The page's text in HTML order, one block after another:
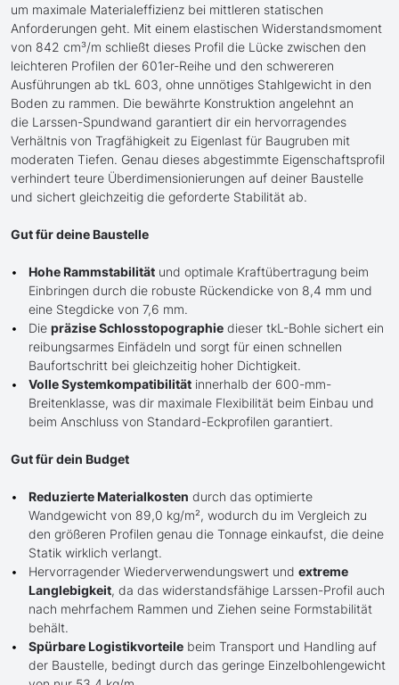
um maximale Materialeffizienz bei mittleren statischen
Anforderungen geht. Mit einem elastischen Widerstandsmoment
von 842 cm³/m schließt dieses Profil die Lücke zwischen den
leichteren Profilen der 601er-Reihe und den schwereren
Ausführungen ab tkL 603, ohne unnötiges Stahlgewicht in den
Boden zu rammen. Die bewährte Konstruktion angelehnt an
die Larssen-Spundwand garantiert dir ein hervorragendes
Verhältnis von Tragfähigkeit zu Eigenlast für Baugruben mit
moderaten Tiefen. Genau dieses abgestimmte Eigenschaftsprofil
verhindert teure Überdimensionierungen auf deiner Baustelle
und sichert gleichzeitig die geforderte Stabilität ab.
Gut für deine Baustelle
Hohe Rammstabilität und optimale Kraftübertragung beim
Einbringen durch die robuste Rückendicke von 8,4 mm und
eine Stegdicke von 7,6 mm.
Die präzise Schlosstopographie dieser tkL-Bohle sichert ein
reibungsarmes Einfädeln und sorgt für einen schnellen
Baufortschritt bei gleichzeitig hoher Dichtigkeit.
Volle Systemkompatibilität innerhalb der 600-mm-
Breitenklasse, was dir maximale Flexibilität beim Einbau und
beim Anschluss von Standard-Eckprofilen garantiert.
Gut für dein Budget
Reduzierte Materialkosten durch das optimierte
Wandgewicht von 89,0 kg/m², wodurch du im Vergleich zu
den größeren Profilen genau die Tonnage einkaufst, die deine
Statik wirklich verlangt.
Hervorragender Wiederverwendungswert und extreme
Langlebigkeit, da das widerstandsfähige Larssen-Profil auch
nach mehrfachem Rammen und Ziehen seine Formstabilität
behält.
Spürbare Logistikvorteile beim Transport und Handling auf
der Baustelle, bedingt durch das geringe Einzelbohlengewicht